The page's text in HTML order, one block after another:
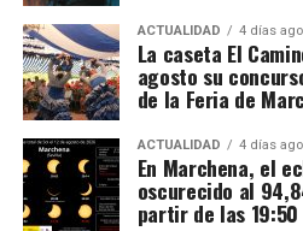
Mientras unos sectores eran
considerarse obstáculos para
otros quedaban
construcciones.
bebidas eran introducidas
investigación denomina
en determinadas fases bajo
de IVA e impuestos
transmisiones de la
sociedades instrumentales
fiscales.
ACTUALIDAD 4 días ago
La caseta El
agosto su
de la Feria de
ACTUALIDAD 4 días ago
En Marchena, el
oscurecido al
partir de las 19:50